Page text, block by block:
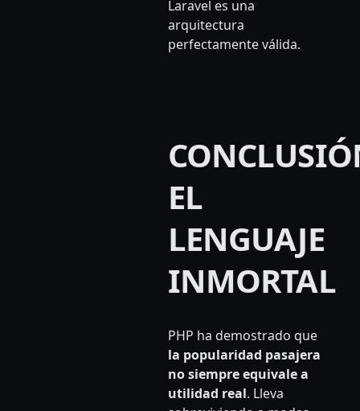
Laravel es una
arquitectura
perfectamente válida.
EL
LENGUAJE
INMORTAL
PHP ha demostrado que
la popularidad pasajera
no siempre equivale a
utilidad real. Lleva